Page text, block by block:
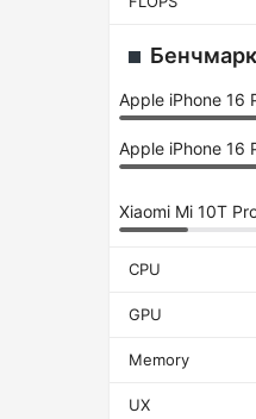
Apple iPhone 16
Apple iPhone 16
Xiaomi Mi 10T
CPU
GPU
Memory
UX